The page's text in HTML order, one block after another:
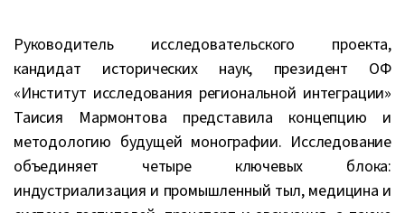
Руководитель исследовательского проекта,
кандидат исторических наук, президент ОФ
«Институт исследования региональной интеграции»
Таисия Мармонтова представила концепцию и
методологию будущей монографии. Исследование
объединяет четыре ключевых блока:
индустриализация и промышленный тыл, медицина и